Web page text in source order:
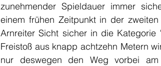
zunehmender Spieldauer immer
einem frühen Zeitpunkt in der
Arnreiter Sicht sicher in die Kategorie
Freistoß aus knapp achtzehn Metern
nur deswegen den Weg vorbei am